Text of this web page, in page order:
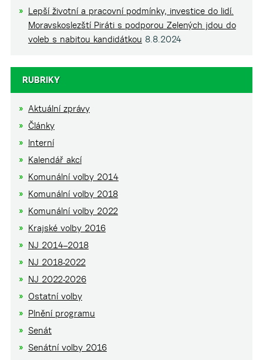
Lepší životní a pracovní podmínky, investice do lidí.
Moravskoslezští Piráti s podporou Zelených jdou do
voleb s nabitou kandidátkou 8.8.2024
RUBRIKY
Aktuální zprávy
Články
Interní
Kalendář akcí
Komunální volby 2014
Komunální volby 2018
Komunální volby 2022
Krajské volby 2016
NJ 2014–2018
NJ 2018-2022
NJ 2022-2026
Ostatní volby
Plnění programu
Senát
Senátní volby 2016